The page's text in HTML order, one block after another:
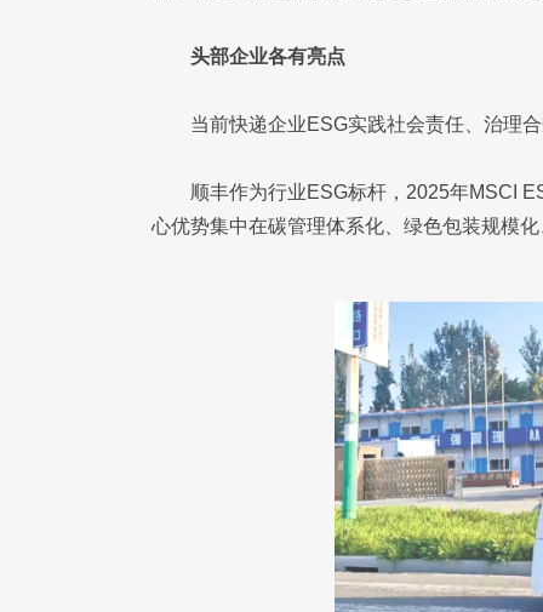
头部企业各有亮点
当前快递企业ESG实践社会责任、治理
顺丰作为行业ESG标杆，2025年MSCI
心优势集中在碳管理体系化、绿色包装规模